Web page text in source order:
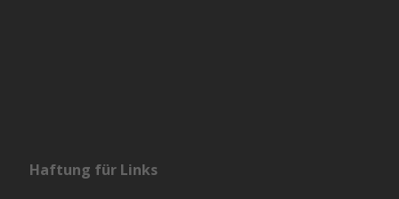
Haftung für Links